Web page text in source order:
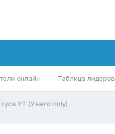
онлайн Таблица лидеров
YT (У него Holy)